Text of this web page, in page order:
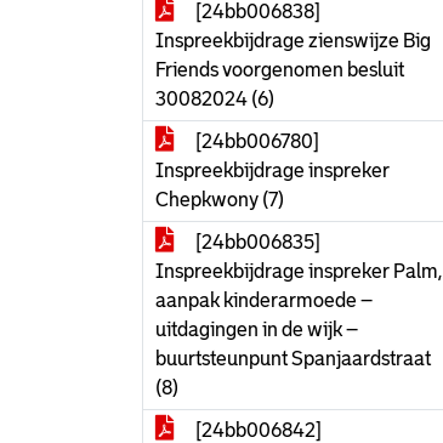
[24bb006838]
Inspreekbijdrage zienswijze Big
Friends voorgenomen besluit
30082024 (6)
[24bb006780]
Inspreekbijdrage inspreker
Chepkwony (7)
[24bb006835]
Inspreekbijdrage inspreker Palm,
aanpak kinderarmoede –
uitdagingen in de wijk –
buurtsteunpunt Spanjaardstraat
(8)
[24bb006842]